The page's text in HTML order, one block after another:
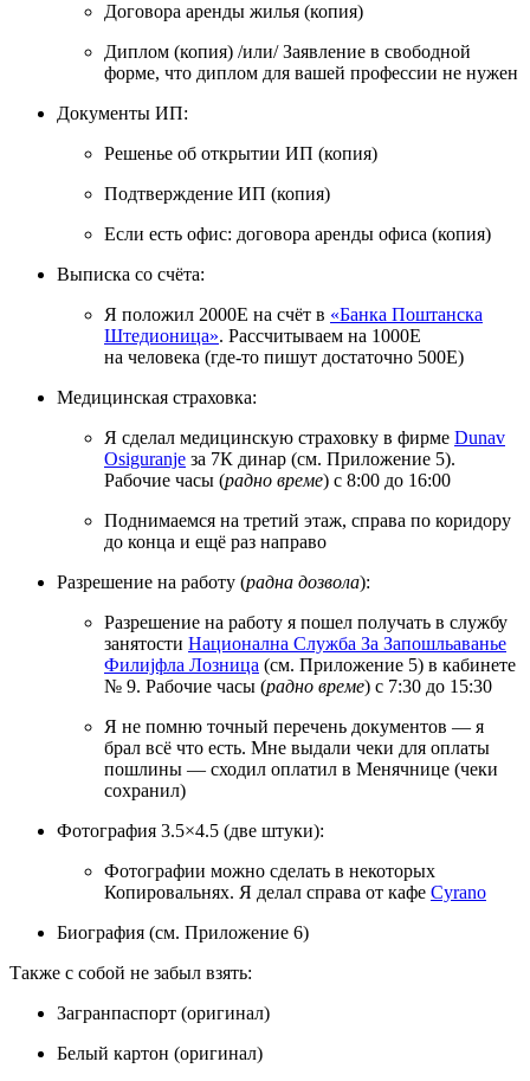
Договора аренды жилья (копия)
Диплом (копия) /или/ Заявление в свободной
форме, что диплом для вашей профессии не нужен
Документы ИП:
Решенье об открытии ИП (копия)
Подтверждение ИП (копия)
Если есть офис: договора аренды офиса (копия)
Выписка со счёта:
Я положил 2000E на счёт в «Банка Поштанска
Штедионица». Рассчитываем на 1000Е
на человека (где‑то пишут достаточно 500Е)
Медицинская страховка:
Я сделал медицинскую страховку в фирме Dunav
Osiguranje за 7К динар (см. Приложение 5).
Рабочие часы (радно време) с 8:00 до 16:00
Поднимаемся на третий этаж, справа по коридору
до конца и ещё раз направо
Разрешение на работу (радна дозвола):
Разрешение на работу я пошел получать в службу
занятости Национална Служба За Запошльаванье
Филиjфла Лозница (см. Приложение 5) в кабинете
№ 9. Рабочие часы (радно време) с 7:30 до 15:30
Я не помню точный перечень документов — я
брал всё что есть. Мне выдали чеки для оплаты
пошлины — сходил оплатил в Менячнице (чеки
сохранил)
Фотография 3.5×4.5 (две штуки):
Фотографии можно сделать в некоторых
Копировальнях. Я делал справа от кафе Cyrano
Биография (см. Приложение 6)
Также с собой не забыл взять:
Загранпаспорт (оригинал)
Белый картон (оригинал)